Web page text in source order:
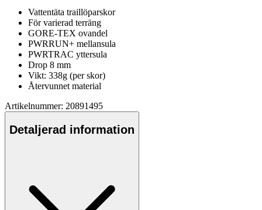
Vattentäta traillöparskor
För varierad terräng
GORE-TEX ovandel
PWRRUN+ mellansula
PWRTRAC yttersula
Drop 8 mm
Vikt: 338g (per skor)
Återvunnet material
Artikelnummer: 20891495
Detaljerad information